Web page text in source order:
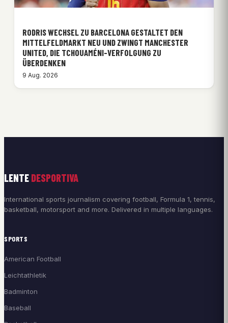
RODRIS WECHSEL ZU BARCELONA GESTALTET DEN
MITTELFELDMARKT NEU UND ZWINGT MANCHESTER
UNITED, DIE TCHOUAMÉNI-VERFOLGUNG ZU
ÜBERDENKEN
9 Aug. 2026
LENTE DESPORTIVA
International sports journalism covering football, Formula 1, tennis,
basketball, motorsport and more. Delivered in multiple languages.
SPORTS
American Football
Leichtathletik
Badminton
Baseball